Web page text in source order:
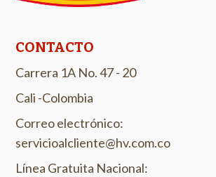
CONTACTO
Carrera 1A No. 47 - 20
Cali -Colombia
Correo electrónico:
servicioalcliente@hv.com.co
Línea Gratuita Nacional: